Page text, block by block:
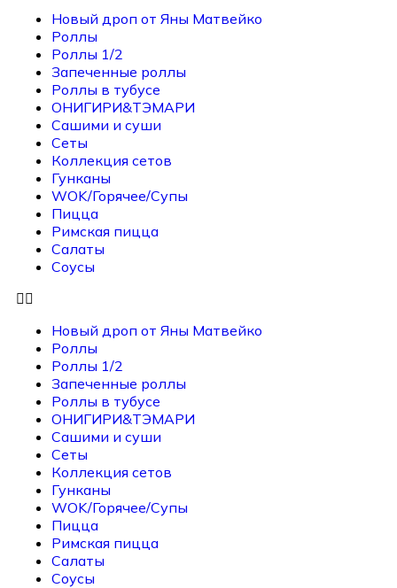
Новый дроп от Яны Матвейко
Роллы
Роллы 1/2
Запеченные роллы
Роллы в тубусе
ОНИГИРИ&ТЭМАРИ
Сашими и суши
Сеты
Коллекция сетов
Гунканы
WOK/Горячее/Супы
Пицца
Римская пицца
Салаты
Соусы
Новый дроп от Яны Матвейко
Роллы
Роллы 1/2
Запеченные роллы
Роллы в тубусе
ОНИГИРИ&ТЭМАРИ
Сашими и суши
Сеты
Коллекция сетов
Гунканы
WOK/Горячее/Супы
Пицца
Римская пицца
Салаты
Соусы